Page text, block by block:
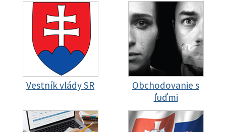
Vestník vlády SR
Obchodovanie s
ľuďmi